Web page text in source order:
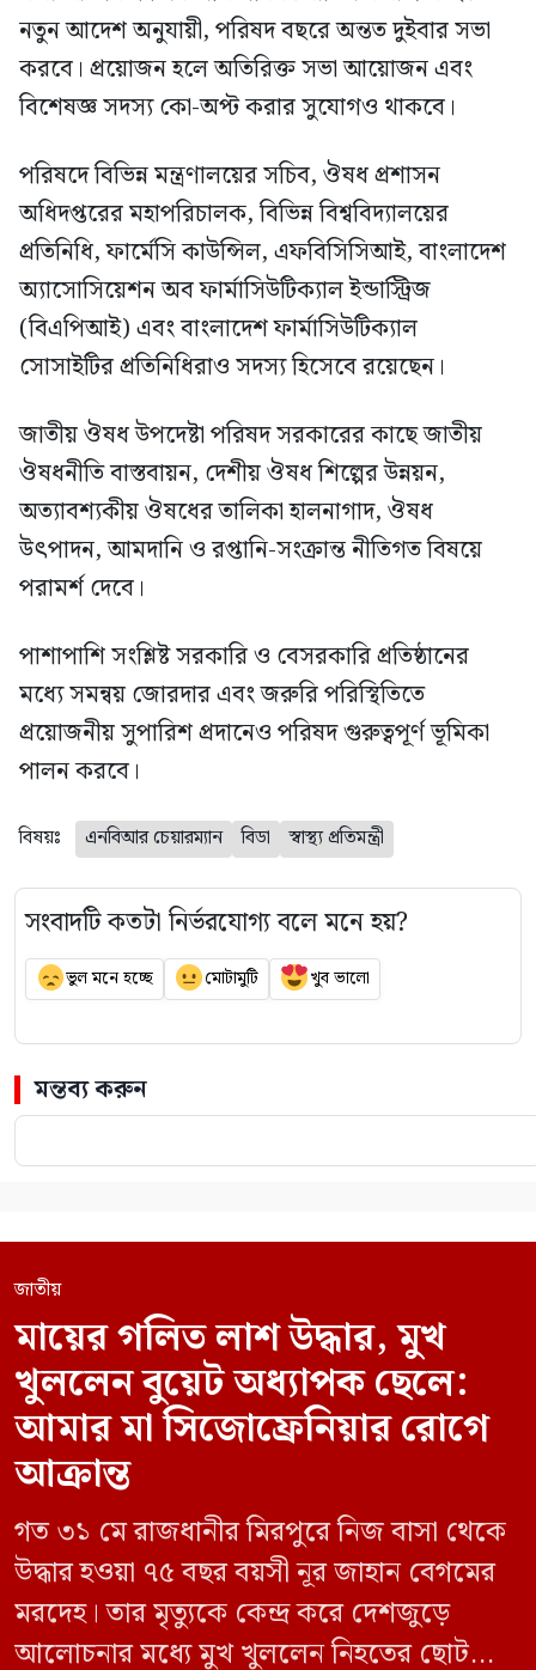
নতুন আদেশ অনুযায়ী, পরিষদ বছরে অন্তত দুইবার সভা
করবে। প্রয়োজন হলে অতিরিক্ত সভা আয়োজন এবং
বিশেষজ্ঞ সদস্য কো-অপ্ট করার সুযোগও থাকবে।
পরিষদে বিভিন্ন মন্ত্রণালয়ের সচিব, ঔষধ প্রশাসন
অধিদপ্তরের মহাপরিচালক, বিভিন্ন বিশ্ববিদ্যালয়ের
প্রতিনিধি, ফার্মেসি কাউন্সিল, এফবিসিসিআই, বাংলাদেশ
অ্যাসোসিয়েশন অব ফার্মাসিউটিক্যাল ইন্ডাস্ট্রিজ
(বিএপিআই) এবং বাংলাদেশ ফার্মাসিউটিক্যাল
সোসাইটির প্রতিনিধিরাও সদস্য হিসেবে রয়েছেন।
জাতীয় ঔষধ উপদেষ্টা পরিষদ সরকারের কাছে জাতীয়
ঔষধনীতি বাস্তবায়ন, দেশীয় ঔষধ শিল্পের উন্নয়ন,
অত্যাবশ্যকীয় ঔষধের তালিকা হালনাগাদ, ঔষধ
উৎপাদন, আমদানি ও রপ্তানি-সংক্রান্ত নীতিগত বিষয়ে
পরামর্শ দেবে।
পাশাপাশি সংশ্লিষ্ট সরকারি ও বেসরকারি প্রতিষ্ঠানের
মধ্যে সমন্বয় জোরদার এবং জরুরি পরিস্থিতিতে
প্রয়োজনীয় সুপারিশ প্রদানেও পরিষদ গুরুত্বপূর্ণ ভূমিকা
পালন করবে।
বিষয়ঃ এনবিআর চেয়ারম্যান বিডা স্বাস্থ্য প্রতিমন্ত্রী
সংবাদটি কতটা নির্ভরযোগ্য বলে মনে হয়?
ভুল মনে হচ্ছে মোটামুটি খুব ভালো
মন্তব্য করুন
জাতীয়
মায়ের গলিত লাশ উদ্ধার, মুখ
খুললেন বুয়েট অধ্যাপক ছেলে:
আমার মা সিজোফ্রেনিয়ার রোগে
আক্রান্ত
গত ৩১ মে রাজধানীর মিরপুরে নিজ বাসা থেকে
উদ্ধার হওয়া ৭৫ বছর বয়সী নূর জাহান বেগমের
মরদেহ। তার মৃত্যুকে কেন্দ্র করে দেশজুড়ে
আলোচনার মধ্যে মুখ খুললেন নিহতের ছোট